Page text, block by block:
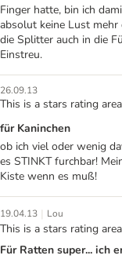
Finger hatte, bin ich
absolut keine Lust mehr
die Splitter auch in die
Einstreu.
26.09.13
This is a stars rating
für Kaninchen
ob ich viel oder wenig
es STINKT furchbar!
Kiste wenn es muß!
19.04.13 | Lou
This is a stars rating
Für Ratten super... ich